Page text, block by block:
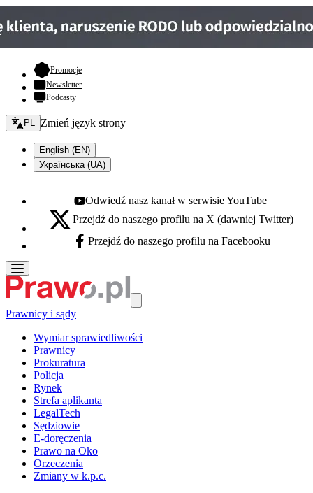
Promocje- otwiera się w nowej karcie
Newsletter
Podcasty
Zmień język - bieżący:
PL Zmień język strony
English (EN)
Українська (UA)
Youtube - otwiera się w nowej karcie
Odwiedź nasz kanał w serwisie YouTube
X - otwiera się w nowej karcie
Przejdź do naszego profilu na X (dawniej Twitter)
Facebook - otwiera się w nowej karcie
Przejdź do naszego profilu na Facebooku
Prawnicy i sądy
Wymiar sprawiedliwości
Prawnicy
Prokuratura
Policja
Rynek
Strefa aplikanta
LegalTech
Sędziowie
E-doręczenia
Prawo na Oko
Orzeczenia
Zmiany w k.p.c.